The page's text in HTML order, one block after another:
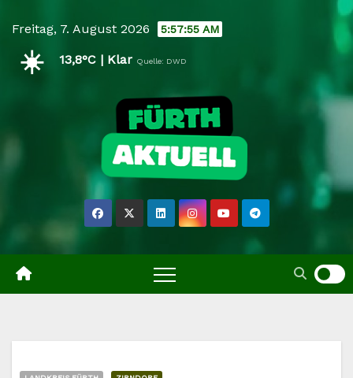
content
Freitag, 7. August 2026 5:57:56 AM
☀️ 13,8°C | Klar Quelle: DWD